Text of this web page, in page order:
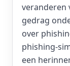
veranderen
gedrag
over
phishing-
een